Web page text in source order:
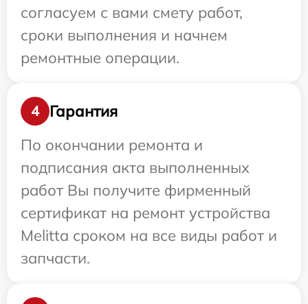
согласуем с вами смету работ,
сроки выполнения и начнем
ремонтные операции.
4
Гарантия
По окончании ремонта и
подписания акта выполненных
работ Вы получите фирменный
сертификат на ремонт устройства
Melitta сроком на все виды работ и
запчасти.